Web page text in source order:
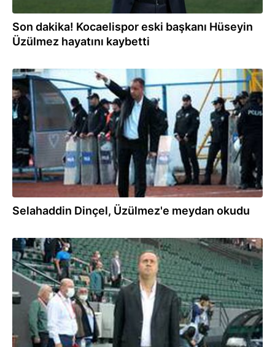
Son dakika! Kocaelispor eski başkanı Hüseyin
Üzülmez hayatını kaybetti
29.11.2020
Selahaddin Dinçel, Üzülmez'e meydan okudu
01.10.2020